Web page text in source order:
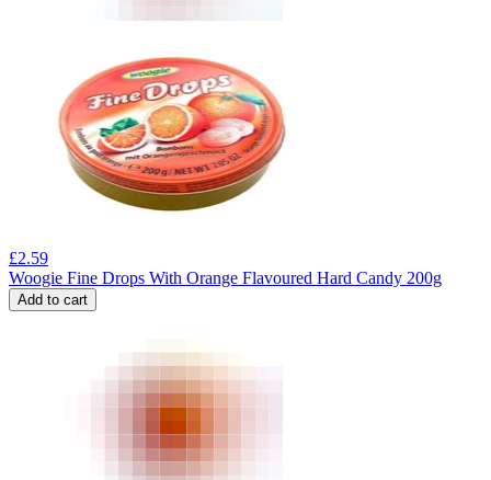
£2.59
Woogie Fine Drops With Orange Flavoured Hard Candy 200g
Add to cart